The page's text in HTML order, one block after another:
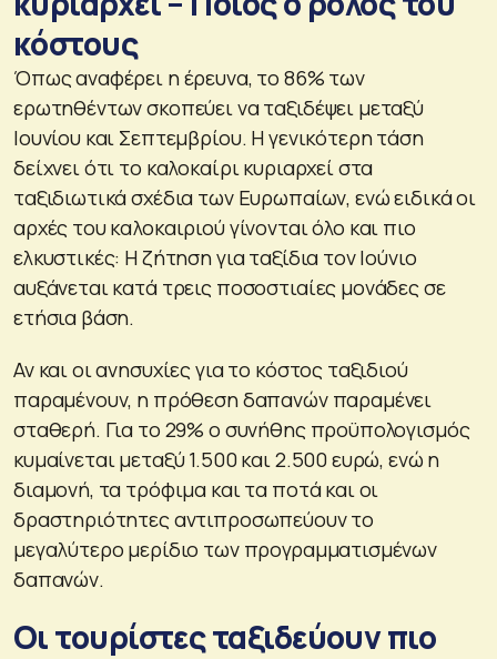
κόστους
Όπως αναφέρει η έρευνα, το 86% των
ερωτηθέντων σκοπεύει να ταξιδέψει μεταξύ
Ιουνίου και Σεπτεμβρίου. Η γενικότερη τάση
δείχνει ότι το καλοκαίρι κυριαρχεί στα
ταξιδιωτικά σχέδια των Ευρωπαίων, ενώ ειδικά οι
αρχές του καλοκαιριού γίνονται όλο και πιο
ελκυστικές: Η ζήτηση για ταξίδια τον Ιούνιο
αυξάνεται κατά τρεις ποσοστιαίες μονάδες σε
ετήσια βάση.
Αν και οι ανησυχίες για το κόστος ταξιδιού
παραμένουν, η πρόθεση δαπανών παραμένει
σταθερή. Για το 29% ο συνήθης προϋπολογισμός
κυμαίνεται μεταξύ 1.500 και 2.500 ευρώ, ενώ η
διαμονή, τα τρόφιμα και τα ποτά και οι
δραστηριότητες αντιπροσωπεύουν το
μεγαλύτερο μερίδιο των προγραμματισμένων
δαπανών.
Οι τουρίστες ταξιδεύουν πιο